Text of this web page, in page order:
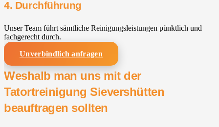
4. Durchführung
Unser Team führt sämtliche Reinigungsleistungen pünktlich und
fachgerecht durch.
Unverbindlich anfragen
Weshalb man uns mit der
Tatortreinigung Sievershütten
beauftragen sollten